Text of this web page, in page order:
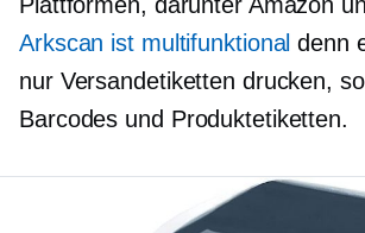
Arkscan ist multifunktional denn
nur Versandetiketten drucken,
Barcodes und Produktetiketten.